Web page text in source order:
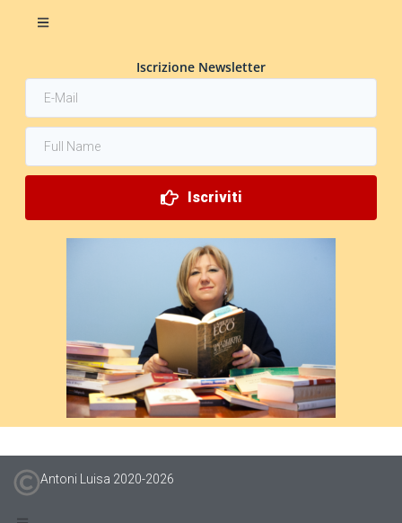
Iscrizione Newsletter
Iscriviti
Antoni Luisa 2020-2026